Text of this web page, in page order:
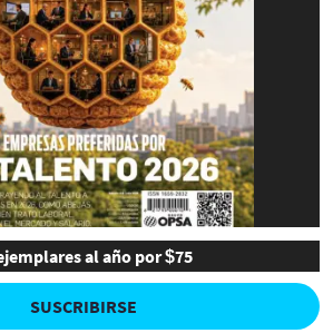
al año por $75
SUSCRIBIRSE